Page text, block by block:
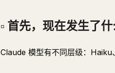
▫️ 首先，现在发生了什
Claude 模型有不同层级：Haiku